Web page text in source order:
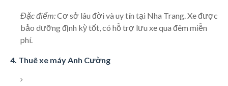
Đặc điểm:Cơ sở lâu đời và uy tín tại Nha Trang. Xe được
bảo dưỡng định kỳ tốt, có hỗ trợ lưu xe qua đêm miễn
phí.
4. Thuê xe máy Anh Cường